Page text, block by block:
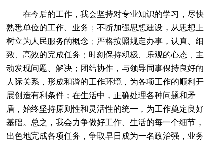
在今后的工作，我会坚持对专业知识的学习，尽快
熟悉单位的工作、业务；不断加强思想建设，从思想上
树立为人民服务的概念；严格按照规定办事，认真、细
致、高效的完成任务；时刻保持积极、乐观的心态，主
动发现问题、解决；团结协作，与领导同事保持良好的
人际关系，形成和谐的工作环境，为各项工作的顺利开
展创造有利条件；在生活中，正确处理各种问题和矛
盾，始终坚持原则性和灵活性的统一，为工作奠定良好
基础。总之，我会力争做好工作、生活的每一个细节，
出色地完成各项任务，争取早日成为一名政治强，业务